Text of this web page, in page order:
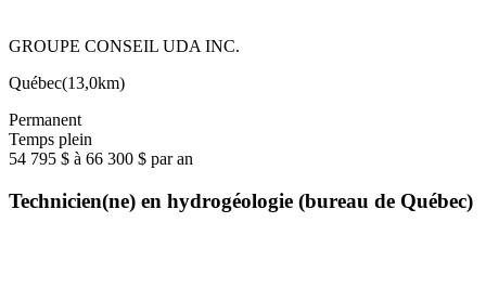
GROUPE CONSEIL UDA INC.
Québec(13,0km)
Permanent
Temps plein
54 795 $ à 66 300 $ par an
Technicien(ne) en hydrogéologie (bureau de Québec)